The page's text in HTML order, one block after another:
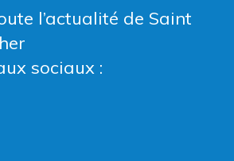
l’actualité de Saint
sociaux :